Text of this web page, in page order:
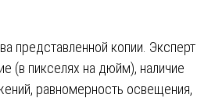
представленной копии. Эксперт
(в пикселях на дюйм), наличие
равномерность освещения,